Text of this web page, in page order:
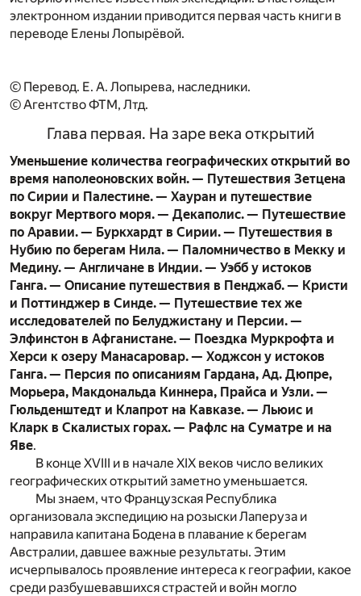
электронном издании приводится первая часть книги в
переводе Елены Лопырёвой.
© Перевод. Е. А. Лопырева, наследники.
© Агентство ФТМ, Лтд.
Глава первая. На заре века открытий
Уменьшение количества географических открытий во
время наполеоновских войн. — Путешествия Зетцена
по Сирии и Палестине. — Хауран и путешествие
вокруг Мертвого моря. — Декаполис. — Путешествие
по Аравии. — Буркхардт в Сирии. — Путешествия в
Нубию по берегам Нила. — Паломничество в Мекку и
Медину. — Англичане в Индии. — Уэбб у истоков
Ганга. — Описание путешествия в Пенджаб. — Кристи
и Поттинджер в Синде. — Путешествие тех же
исследователей по Белуджистану и Персии. —
Элфинстон в Афганистане. — Поездка Муркрофта и
Херси к озеру Манасаровар. — Ходжсон у истоков
Ганга. — Персия по описаниям Гардана, Ад. Дюпре,
Морьера, Макдональда Киннера, Прайса и Узли. —
Гюльденштедт и Клапрот на Кавказе. — Льюис и
Кларк в Скалистых горах. — Рафлс на Суматре и на
Яве.
В конце XVIII и в начале XIX веков число великих
географических открытий заметно уменьшается.
Мы знаем, что Французская Республика
организовала экспедицию на розыски Лаперуза и
направила капитана Бодена в плавание к берегам
Австралии, давшее важные результаты. Этим
исчерпывалось проявление интереса к географии, какое
среди разбушевавшихся страстей и войн могло